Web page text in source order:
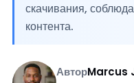
скачивания,
контента.
АвторMarcus